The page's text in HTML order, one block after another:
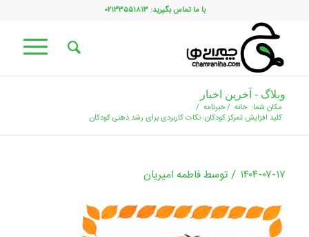
با ما تماس بگیرید: ۰۲۱۳۳۵۵۱۸۱۳
وبلاگ - آخرین اخبار
مکان شما: خانه /خبرنامه /
کلید افزایش تمرکز کودکان: نکات کاربردی برای رشد ذهنی کودکان
۱۴۰۴-۰۷-۱۷ / توسطفاطمه امیریان